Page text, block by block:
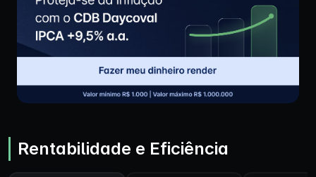
Rentabilidade e Eficiência